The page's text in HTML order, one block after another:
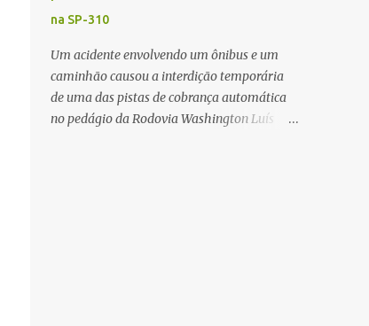
na SP-310
Um acidente envolvendo um ônibus e um
caminhão causou a interdição temporária
de uma das pistas de cobrança automática
no pedágio da Rodovia Washington Luís